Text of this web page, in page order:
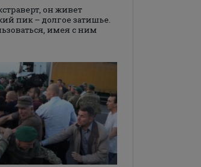
он живет
пик – долгое затишье.
имея с ним